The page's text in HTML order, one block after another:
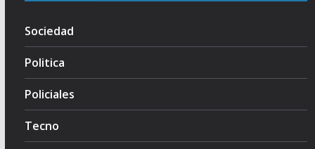
Sociedad
Politica
Policiales
Tecno